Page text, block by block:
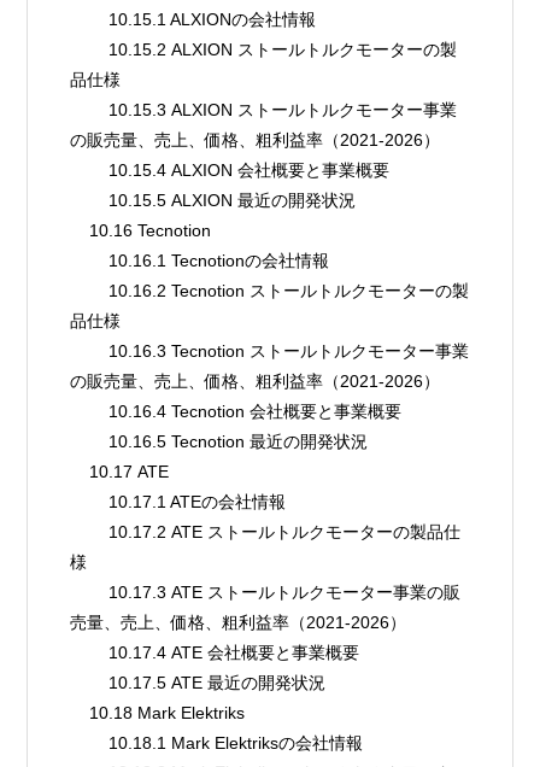
        10.15.1 ALXIONの会社情報
品仕様
の販売量、売上、価格、粗利益率（2021-2026）
        10.15.4 ALXION 会社概要と事業概要
        10.15.5 ALXION 最近の開発状況
    10.16 Tecnotion
        10.16.1 Tecnotionの会社情報
品仕様
の販売量、売上、価格、粗利益率（2021-2026）
        10.16.4 Tecnotion 会社概要と事業概要
        10.16.5 Tecnotion 最近の開発状況
    10.17 ATE
        10.17.1 ATEの会社情報
様
売量、売上、価格、粗利益率（2021-2026）
        10.17.4 ATE 会社概要と事業概要
        10.17.5 ATE 最近の開発状況
    10.18 Mark Elektriks
        10.18.1 Mark Elektriksの会社情報